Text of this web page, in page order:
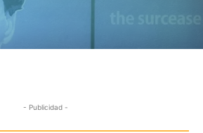
- Publicidad -